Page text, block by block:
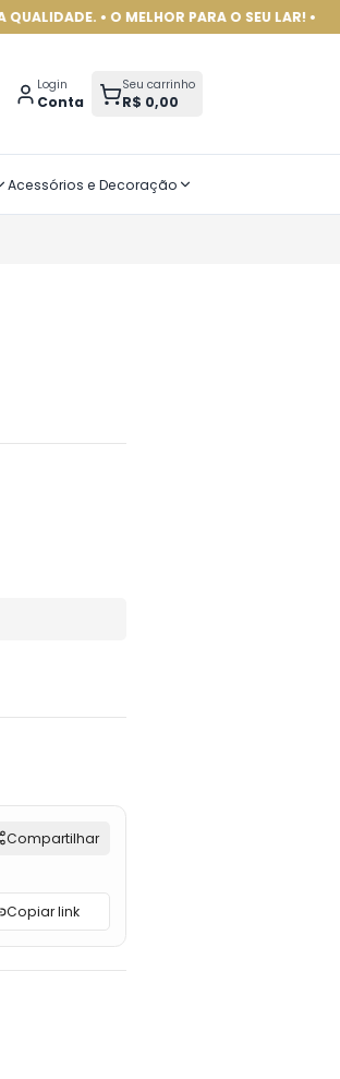
• O MELHOR PARA O SEU LAR! •
Login
Conta
Seu carrinho
R$ 0,00
Acessórios e Decoração
Compartilhar
Copiar link